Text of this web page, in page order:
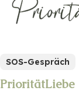
SOS-Gespräch
PrioritätLiebe